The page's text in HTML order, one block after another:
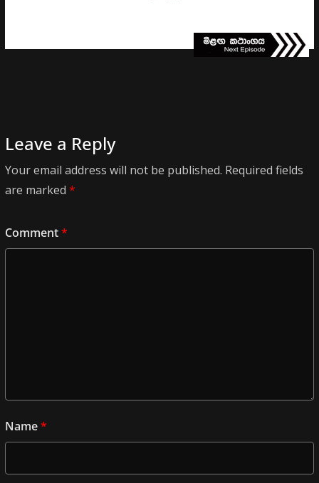
Leave a Reply
Your email address will not be published. Required fields
are marked *
Comment*
Name*